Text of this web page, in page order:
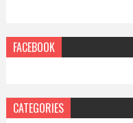
FACEBOOK
CATEGORIES